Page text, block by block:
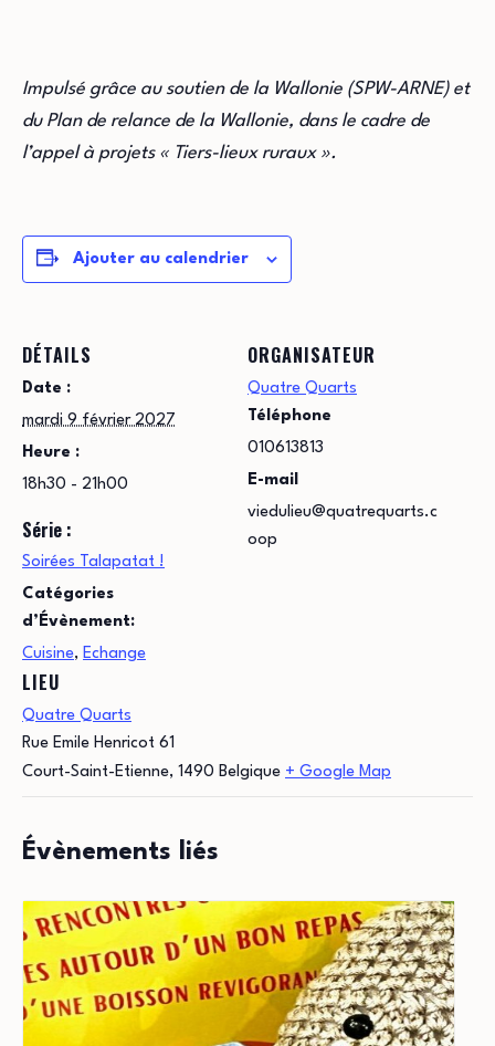
Impulsé grâce au soutien de la Wallonie (SPW-ARNE) et
du Plan de relance de la Wallonie, dans le cadre de
l’appel à projets « Tiers-lieux ruraux ».
Ajouter au calendrier
DÉTAILS
Date :
mardi 9 février 2027
Heure :
18h30 - 21h00
Série :
Soirées Talapatat !
Catégories
d’Évènement:
Cuisine, Echange
LIEU
Quatre Quarts
Rue Emile Henricot 61
Court-Saint-Etienne, 1490 Belgique + Google Map
ORGANISATEUR
Quatre Quarts
Téléphone
010613813
E-mail
viedulieu@quatrequarts.c
oop
Évènements liés